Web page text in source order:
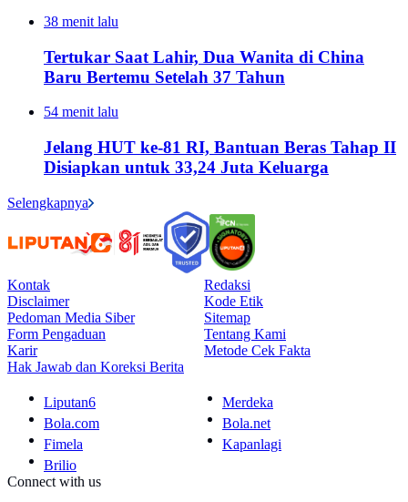
38 menit lalu
Tertukar Saat Lahir, Dua Wanita di China
Baru Bertemu Setelah 37 Tahun
54 menit lalu
Jelang HUT ke-81 RI, Bantuan Beras Tahap II
Disiapkan untuk 33,24 Juta Keluarga
Selengkapnya
Kontak
Redaksi
Disclaimer
Kode Etik
Pedoman Media Siber
Sitemap
Form Pengaduan
Tentang Kami
Karir
Metode Cek Fakta
Hak Jawab dan Koreksi Berita
Liputan6
Merdeka
Bola.com
Bola.net
Fimela
Kapanlagi
Brilio
Connect with us